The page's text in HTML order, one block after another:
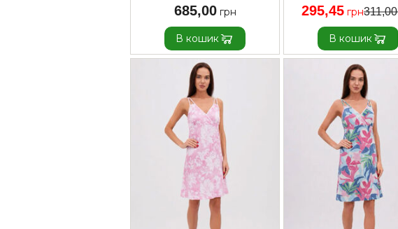
685,00
В кошик
295,45 311,00
В кошик